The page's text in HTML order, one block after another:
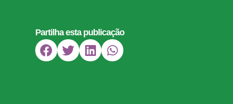
Partilha esta publicação